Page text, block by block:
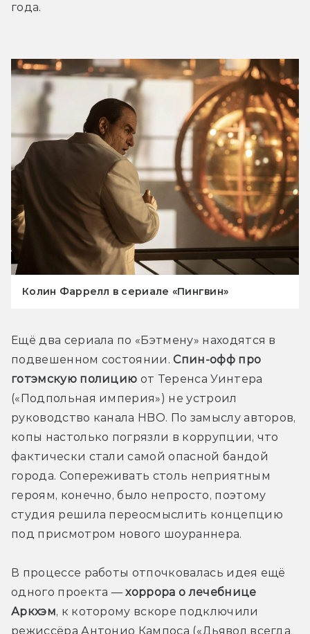
года.
Колин Фаррелл в сериале «Пингвин»
Ещё два сериала по «Бэтмену» находятся в
подвешенном состоянии. Спин-офф про
готэмскую полицию от Теренса Уинтера
(«Подпольная империя») не устроил
руководство канала HBO. По замыслу авторов,
копы настолько погрязли в коррупции, что
фактически стали самой опасной бандой
города. Сопереживать столь неприятным
героям, конечно, было непросто, поэтому
студия решила переосмыслить концепцию
под присмотром нового шоураннера.
В процессе работы отпочковалась идея ещё
одного проекта — хоррора о лечебнице
Аркхэм, к которому вскоре подключили
режиссёра Антонио Кампоса («Дьявол всегда